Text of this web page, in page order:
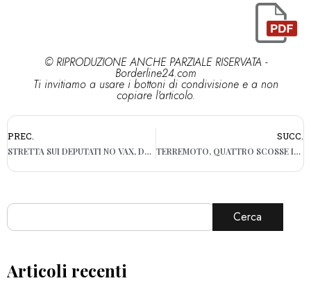
© RIPRODUZIONE ANCHE PARZIALE RISERVATA -
Borderline24.com
Ti invitiamo a usare i bottoni di condivisione e a non
copiare l'articolo.
PREC.
STRETTA SUI DEPUTATI NO VAX, DAL 15 FEBBRAIO SUPER GREEN PASS OBBLIGATORIO ALLA CAMERA
SUCC.
TERREMOTO, QUATTRO SCOSSE IN EMILIA: LA PIÙ FORTE DI MAGNITUDO 4.3
Cerca
Articoli recenti